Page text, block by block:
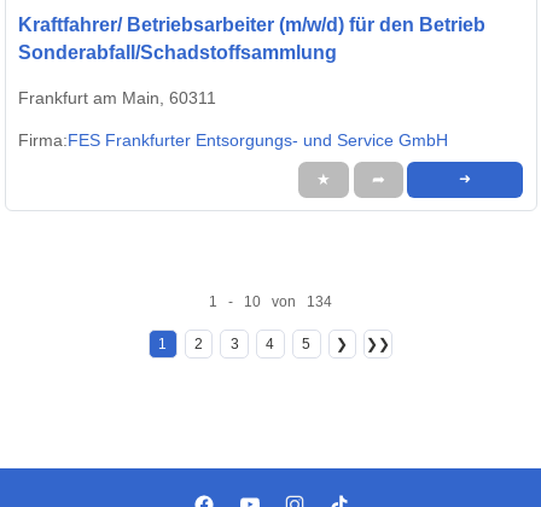
Kraftfahrer/ Betriebsarbeiter (m/w/d) für den Betrieb
Sonderabfall/Schadstoffsammlung
Frankfurt am Main, 60311
Firma:FES Frankfurter Entsorgungs- und Service GmbH
★ ➦ ➜
1 - 10 von 134
1 2 3 4 5 ❯ ❯❯